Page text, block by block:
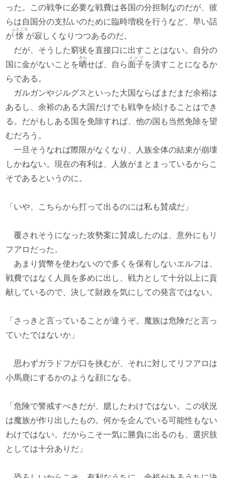
った。この戦争に必要な戦費は各国の分担制なのだが、彼
らは自国分の支払いのために臨時増税を行うなど、早い話
が 懐
ふところ
が寂しくなりつつあるのだ。
だが、そうした窮状を直接口に出すことはない。自分の
国に金がないことを晒
さら
せば、自ら面子
メンツ
を潰すことになるか
らである。
ガルガンやジルグスといった大国ならばまだまだ余裕は
あるし、余裕のある大国だけでも戦争を続けることはでき
る。だがもしある国を免除すれば、他の国も当然免除を望
むだろう。
一旦そうなれば際限がなくなり、人族全体の結束が崩壊
しかねない。現在の有利は、人族がまとまっているからこ
そであるというのに。
「いや、こちらから打って出るのには私も賛成だ」
覆されそうになった攻勢案に賛成したのは、意外にもリ
フアロだった。
あまり貨幣を使わないので多くを保有しないエルフは、
戦費ではなく人員を多めに出し、戦力として十分以上に貢
献しているので、決して財政を気にしての発言ではない。
「さっきと言っていることが違うぞ。魔族は危険だと言っ
ていたではないか」
思わずガラドフが口を挟むが、それに対してリフアロは
小馬鹿にするかのような顔になる。
「危険で警戒すべきだが、臆したわけではない。この状況
は魔族が作り出したもの。何かを企んでいる可能性もない
わけではない。だからこそ一気に勝負に出るのも、選択肢
としては十分ありだ」